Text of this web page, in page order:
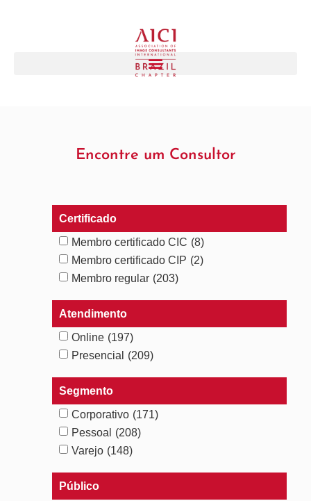
Encontre um Consultor
Certificado
Membro certificado CIC (8)
Membro certificado CIP (2)
Membro regular (203)
Atendimento
Online (197)
Presencial
(209)
Segmento
Corporativo (171)
Pessoal
(208)
Varejo (148)
Público